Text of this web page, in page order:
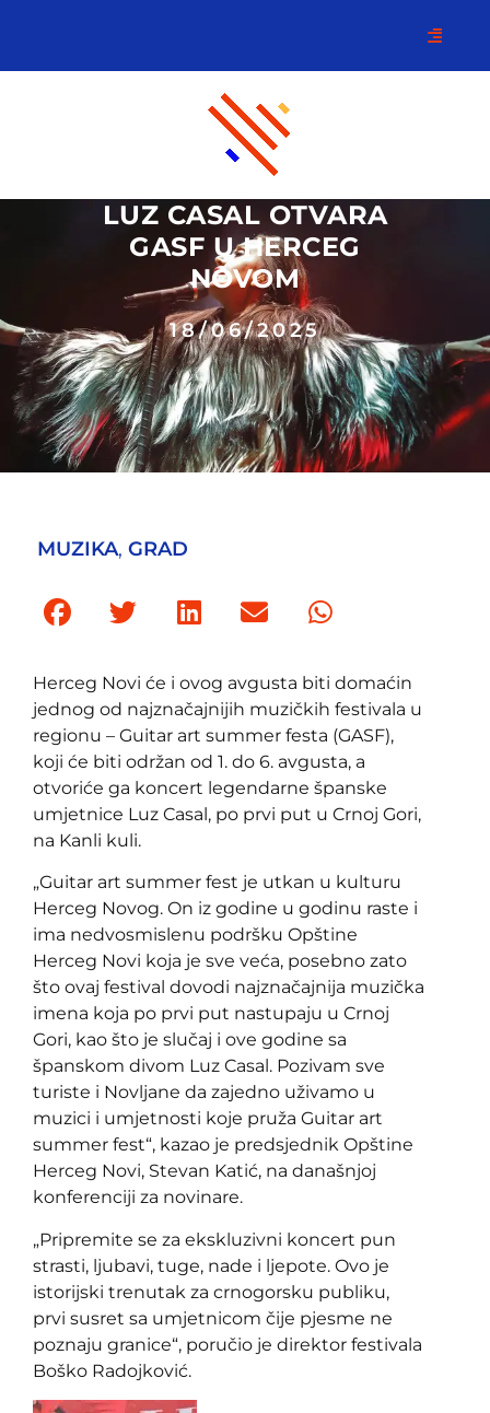
LUZ CASAL OTVARA
GASF U HERCEG
NOVOM
18/06/2025
MUZIKA, GRAD
Herceg Novi će i ovog avgusta biti domaćin
jednog od najznačajnijih muzičkih festivala u
regionu – Guitar art summer festa (GASF),
koji će biti održan od 1. do 6. avgusta, a
otvoriće ga koncert legendarne španske
umjetnice Luz Casal, po prvi put u Crnoj Gori,
na Kanli kuli.
„Guitar art summer fest je utkan u kulturu
Herceg Novog. On iz godine u godinu raste i
ima nedvosmislenu podršku Opštine
Herceg Novi koja je sve veća, posebno zato
što ovaj festival dovodi najznačajnija muzička
imena koja po prvi put nastupaju u Crnoj
Gori, kao što je slučaj i ove godine sa
španskom divom Luz Casal. Pozivam sve
turiste i Novljane da zajedno uživamo u
muzici i umjetnosti koje pruža Guitar art
summer fest“, kazao je predsjednik Opštine
Herceg Novi, Stevan Katić, na današnjoj
konferenciji za novinare.
„Pripremite se za ekskluzivni koncert pun
strasti, ljubavi, tuge, nade i ljepote. Ovo je
istorijski trenutak za crnogorsku publiku,
prvi susret sa umjetnicom čije pjesme ne
poznaju granice“, poručio je direktor festivala
Boško Radojković.